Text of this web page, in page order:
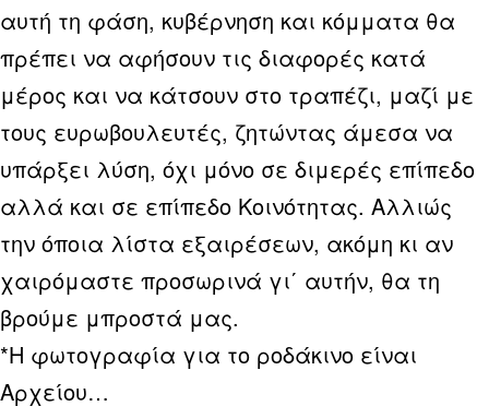
αυτή τη φάση, κυβέρνηση και κόμματα θα
πρέπει να αφήσουν τις διαφορές κατά
μέρος και να κάτσουν στο τραπέζι, μαζί με
τους ευρωβουλευτές, ζητώντας άμεσα να
υπάρξει λύση, όχι μόνο σε διμερές επίπεδο
αλλά και σε επίπεδο Κοινότητας. Αλλιώς
την όποια λίστα εξαιρέσεων, ακόμη κι αν
χαιρόμαστε προσωρινά γι΄ αυτήν, θα τη
βρούμε μπροστά μας.
*Η φωτογραφία για το ροδάκινο είναι
Αρχείου…